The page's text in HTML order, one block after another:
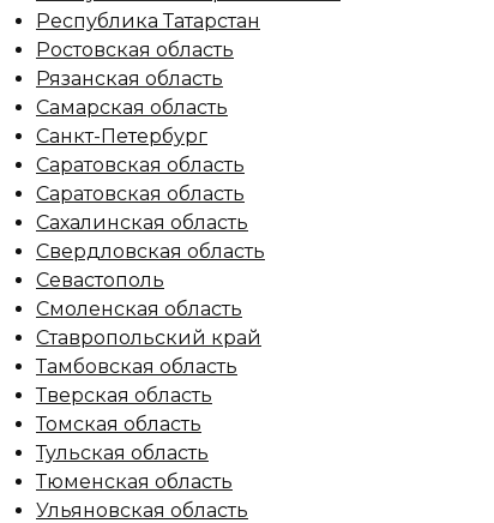
Республика Татарстан
Ростовская область
Рязанская область
Самарская область
Санкт-Петербург
Саратовская область
Саратовская область
Сахалинская область
Свердловская область
Севастополь
Смоленская область
Ставропольский край
Тамбовская область
Тверская область
Томская область
Тульская область
Тюменская область
Ульяновская область